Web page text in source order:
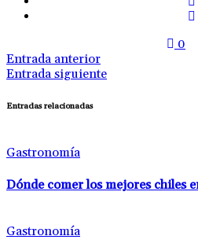
0
Entrada anterior
Entrada siguiente
Entradas relacionadas
Gastronomía
Dónde comer los mejores chiles
Gastronomía